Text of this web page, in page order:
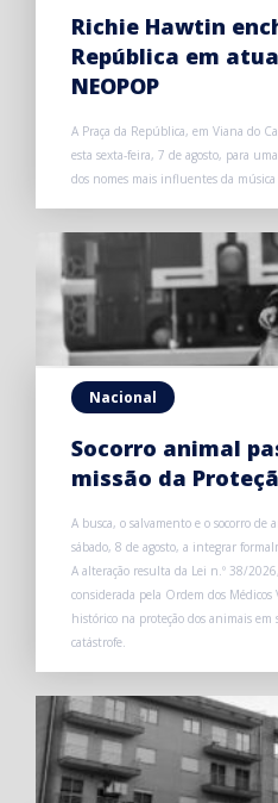
Richie Hawtin
República em
NEOPOP
A Praça da República, em Viana do
esta sexta-feira, 7 de agosto, para
dos nomes mais influentes da
Nacional
Socorro animal
missão da
A busca, o salvamento e o socorro de
sábado, 8 de agosto, a integrar
A alteração resulta da Lei n.º 38/
considerada pela Ordem dos
histórico na proteção dos animais em
catástrofe.